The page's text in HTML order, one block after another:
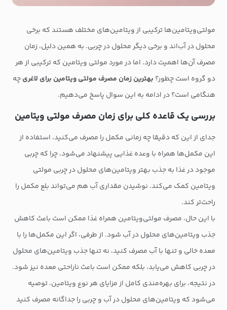
مولتی‌ویتامین‌ها ترکیبی از ویتامین‌های مختلف هستند که برخی
محلول در آب‌اند و برخی دیگر محلول در چربی. به همین دلیل، زمان
مصرف آن‌ها اهمیت دارد. اما در مورد مولتی ویتامین که ترکیبی از هر
دو گروه است چطور؟ بهترین زمان مصرف مولتی ویتامین برای لاغریچه
هنگامی است؟ در ادامه به این سوال پاسخ می‌دهیم.
بررسی یک قاعده کلی برای زمان مصرف مولتی ویتامین
جدای از این که دقیقا چه زمانی مکمل را مصرف می‌کنید، استفاده از
این مکمل‌ها همراه با وعده غذایی پیشنهاد می‌شود، چرا که چربی
موجود در غذا به جذب بهتر ویتامین‌های محلول در چربی مولتی
ویتامین کمک می‌کند. نوشیدن مقداری آب هم می‌تواند بلع مکمل را
راحت‌تر کند.
با این حال، مصرف مولتی‌ویتامین همراه غذا ممکن است باعث کاهش
جذب ویتامین‌های محلول در آب شود. از طرفی، اگر این مکمل‌ها را با
معده خالی و تنها با آب مصرف کنید، نه تنها جذب ویتامین‌های محلول
در چربی کاهش می‌یابد، بلکه ممکن است باعث ناراحتی معده نیز شود.
در نتیجه، برای بهره‌مندی کامل از مزایای هر نوع ویتامین، توصیه
می‌شود که ویتامین‌های محلول در آب و چربی را جداگانه مصرف کنید